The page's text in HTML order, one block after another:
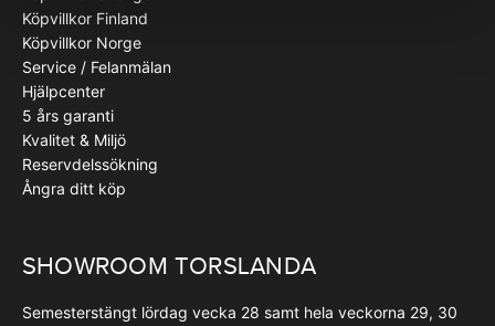
Köpvillkor Finland
Köpvillkor Norge
Service / Felanmälan
Hjälpcenter
5 års garanti
Kvalitet & Miljö
Reservdelssökning
Ångra ditt köp
SHOWROOM TORSLANDA
Semesterstängt lördag vecka 28 samt hela veckorna 29, 30